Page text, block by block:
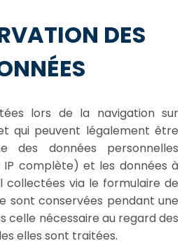
DES
lors de la navigation sur
qui peuvent légalement être
des données personnelles
IP complète) et les données à
via le formulaire de
sont conservées pendant une
celle nécessaire au regard des
elles sont traitées.